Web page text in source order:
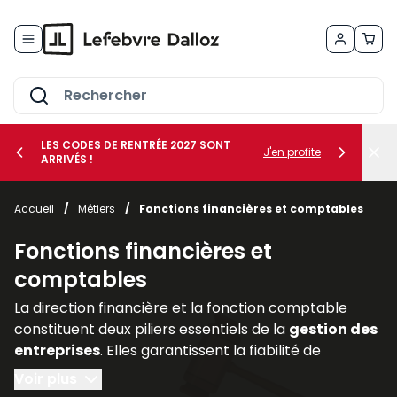
le sous-menu Vos métiers
le sous-menu Vos besoins
LES CODES DE RENTRÉE 2027 SONT
ARRIVÉS !
J'en profite
Accueil / Métiers / Fonctions financières et comptables
Fonctions financières et
comptables
La direction financière et la fonction comptable
constituent deux piliers essentiels de la gestion des
entreprises. Elles garantissent la fiabilité de
l’information financière, assurent la